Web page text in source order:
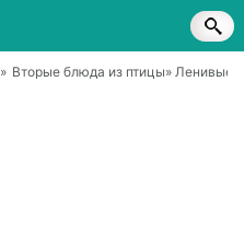
» Вторые блюда из птицы» Ленивые